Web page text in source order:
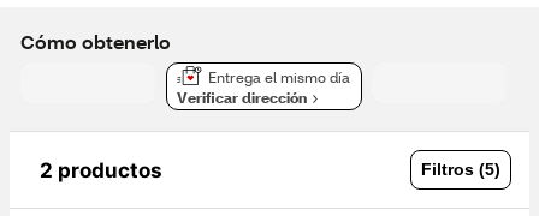
Cómo obtenerlo
Entrega el mismo día
Verificar dirección
2 productos Filtros (5)